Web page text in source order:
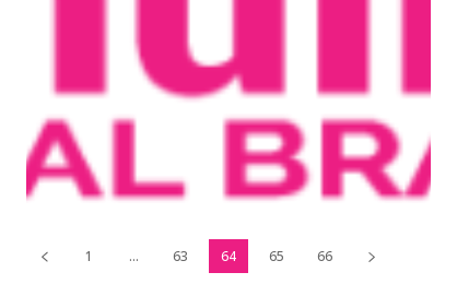
1 ... 63 64 65 66